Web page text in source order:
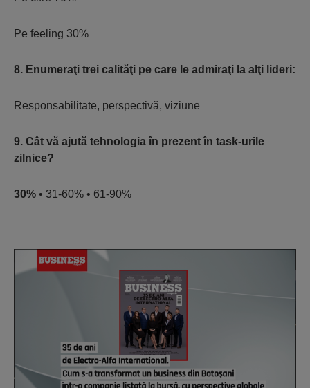
Pe feeling 30%
8. Enumeraţi trei calităţi pe care le admiraţi la alţi lideri:
Responsabilitate, perspectivă, viziune
9. Cât vă ajută tehnologia în prezent în task-urile
zilnice?
30% • 31-60% • 61-90%